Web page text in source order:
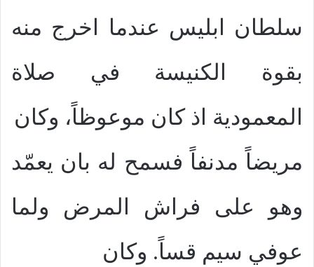
سلطان ابليس عندما اخرج منه
بقوة الكنيسة في صلاة
المعمودية اذ كان موعوظاً، وكان
مريضاً مدنفاً فسمح له بان يعمّد
وهو على فراش المرض ولما
عوفي سيم قساً. وكان